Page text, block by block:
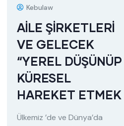
Kebulaw
AİLE ŞİRKETLERİ
VE GELECEK
“YEREL DÜŞÜNÜP
KÜRESEL
HAREKET ETMEK
Ülkemiz ’de ve Dünya’da